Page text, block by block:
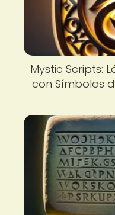
Mystic Scripts:
con Símbolos